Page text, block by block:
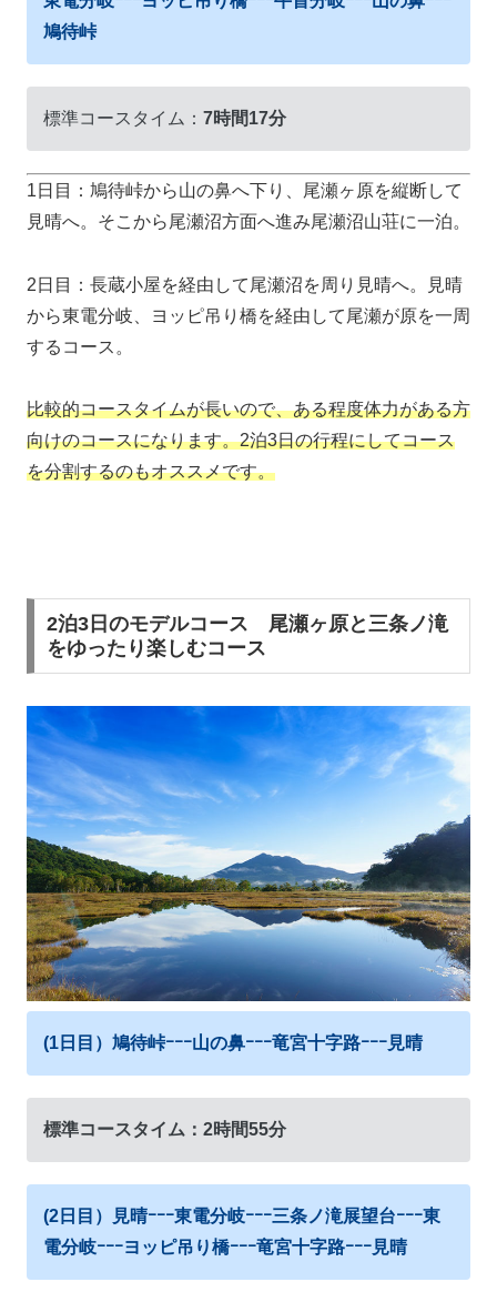
鳩待峠
標準コースタイム： 7時間17分
1日目：鳩待峠から山の鼻へ下り、尾瀬ヶ原を縦断して
見晴へ。そこから尾瀬沼方面へ進み尾瀬沼山荘に一泊。
2日目：長蔵小屋を経由して尾瀬沼を周り見晴へ。見晴
から東電分岐、ヨッピ吊り橋を経由して尾瀬が原を一周
するコース。
比較的コースタイムが長いので、ある程度体力がある方
向けのコースになります。2泊3日の行程にしてコース
を分割するのもオススメです。
2泊3日のモデルコース 尾瀬ヶ原と三条ノ滝
をゆったり楽しむコース
(1日目）鳩待峠ｰｰｰ山の鼻ｰｰｰ竜宮十字路ｰｰｰ見晴
標準コースタイム：2時間55分
(2日目）見晴ｰｰｰ東電分岐ｰｰｰ三条ノ滝展望台ｰｰｰ東
電分岐ｰｰｰヨッピ吊り橋ｰｰｰ竜宮十字路ｰｰｰ見晴